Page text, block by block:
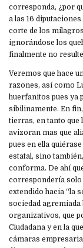
corresponda, ¿por
a las 16
corte de los
ignorándose los
finalmente no
Veremos que hace
razones, así como
huerfanitos pues ya
sibilinamente. En
tierras, en tanto que
avizoran mas que
pues en ella
estatal, sino
conforma. De ahí
correspondería
extendido hacia “la
sociedad
organizativos, que
Ciudadana y en la
cámaras